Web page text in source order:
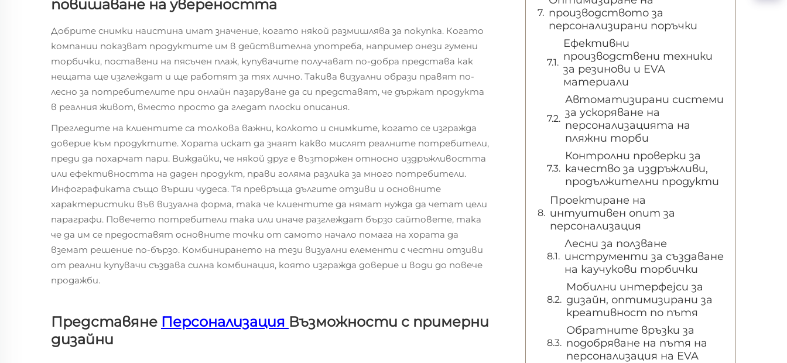
повишаване на увереността
Добрите снимки наистина имат значение, когато някой размишлява за покупка. Когато
компании показват продуктите им в действителна употреба, например онези гумени
торбички, поставени на пясъчен плаж, купувачите получават по-добра представа как
нещата ще изглеждат и ще работят за тях лично. Такива визуални образи правят по-
лесно за потребителите при онлайн пазаруване да си представят, че държат продукта
в реалния живот, вместо просто да гледат плоски описания.
Прегледите на клиентите са толкова важни, колкото и снимките, когато се изгражда
доверие към продуктите. Хората искат да знаят какво мислят реалните потребители,
преди да похарчат пари. Виждайки, че някой друг е възторжен относно издръжливостта
или ефективността на даден продукт, прави голяма разлика за много потребители.
Инфографиката също върши чудеса. Тя превръща дългите отзиви и основните
характеристики във визуална форма, така че клиентите да нямат нужда да четат цели
параграфи. Повечето потребители така или иначе разглеждат бързо сайтовете, така
че да им се предоставят основните точки от самото начало помага на хората да
вземат решение по-бързо. Комбинирането на тези визуални елементи с честни отзиви
от реални купувачи създава силна комбинация, която изгражда доверие и води до повече
продажби.
Представяне Персонализация Възможности с примерни
дизайни
производството за
персонализирани поръчки
Ефективни
производствени техники
за резинови и EVA
материали
Автоматизирани системи
за ускоряване на
персонализацията на
пляжни торби
Контролни проверки за
качество за издръжливи,
продължителни продукти
Проектиране на
интуитивен опит за
персонализация
Лесни за ползване
инструменти за създаване
на каучукови торбички
Мобилни интерфејси за
дизайн, оптимизирани за
креативност по пътя
Обратните връзки за
подобряване на пътя на
персонализация на EVA